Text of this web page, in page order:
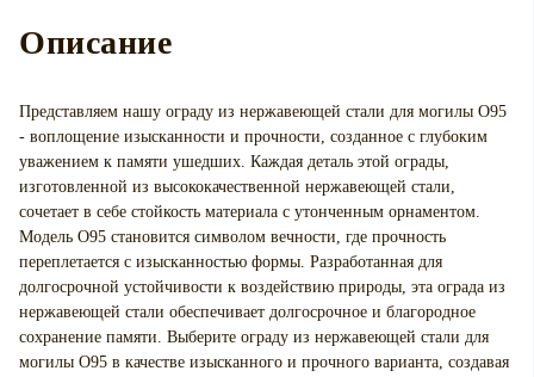
Описание
Представляем нашу ограду из нержавеющей стали для могилы О95
- воплощение изысканности и прочности, созданное с глубоким
уважением к памяти ушедших. Каждая деталь этой ограды,
изготовленной из высококачественной нержавеющей стали,
сочетает в себе стойкость материала с утонченным орнаментом.
Модель О95 становится символом вечности, где прочность
переплетается с изысканностью формы. Разработанная для
долгосрочной устойчивости к воздействию природы, эта ограда из
нержавеющей стали обеспечивает долгосрочное и благородное
сохранение памяти. Выберите ограду из нержавеющей стали для
могилы О95 в качестве изысканного и прочного варианта, создавая